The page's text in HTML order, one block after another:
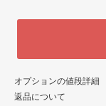
オプションの値段詳細
返品について